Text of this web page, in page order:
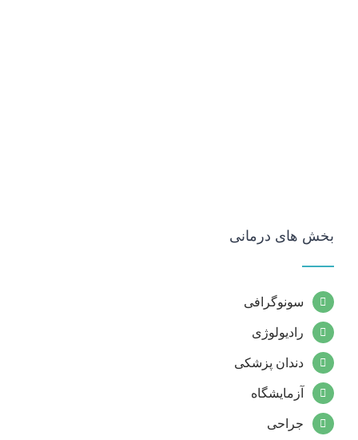
بخش های درمانی
سونوگرافی
رادیولوژی
دندان پزشکی
آزمایشگاه
جراحی